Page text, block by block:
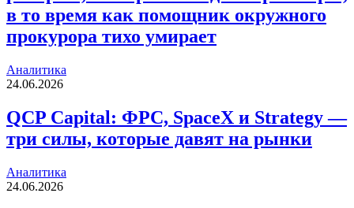
в то время как помощник окружного
прокурора тихо умирает
Аналитика
24.06.2026
QCP Capital: ФРС, SpaceX и Strategy —
три силы, которые давят на рынки
Аналитика
24.06.2026